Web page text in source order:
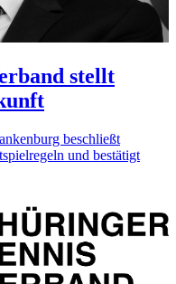
stellt
beschließt
und bestätigt